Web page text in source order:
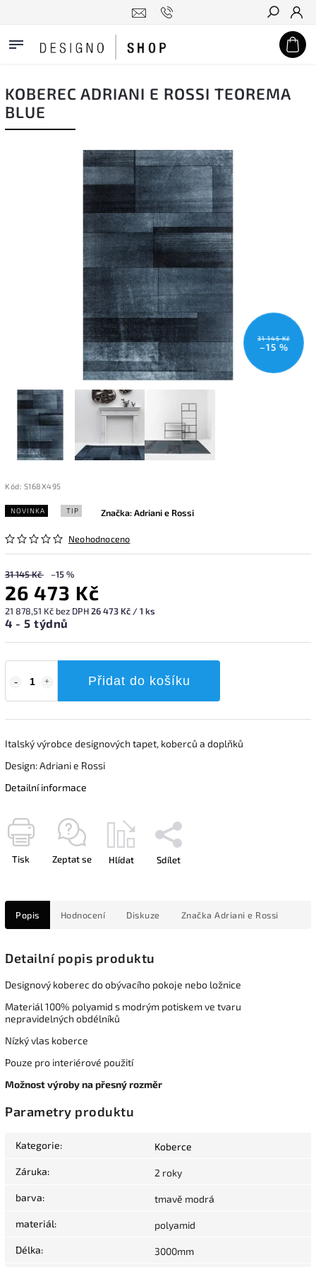
Hledat
KOBEREC ADRIANI E ROSSI TEOREMA
BLUE
31 145 Kč
–15 %
Kód: S168X495
NOVINKA TIP
Neohodnoceno
Značka:Adriani e Rossi
31 145 Kč –15 %
26 473 Kč
21 878,51 Kč bez DPH26 473 Kč / 1 ks
4 - 5 týdnů
Přidat do košíku
Italský výrobce designových tapet, koberců a doplňků
Design: Adriani e Rossi
Detailní informace
Tisk Zeptat se Hlídat Sdílet
Popis Hodnocení Diskuze Značka Adriani e Rossi
Detailní popis produktu
Designový koberec do obývacího pokoje nebo ložnice
Materiál 100% polyamid s modrým potiskem ve tvaru
nepravidelných obdélníků
Nízký vlas koberce
Pouze pro interiérové použití
Možnost výroby na přesný rozměr
Parametry produktu
Kategorie: Koberce
Záruka: 2 roky
barva: tmavě modrá
materiál: polyamid
Délka: 3000mm